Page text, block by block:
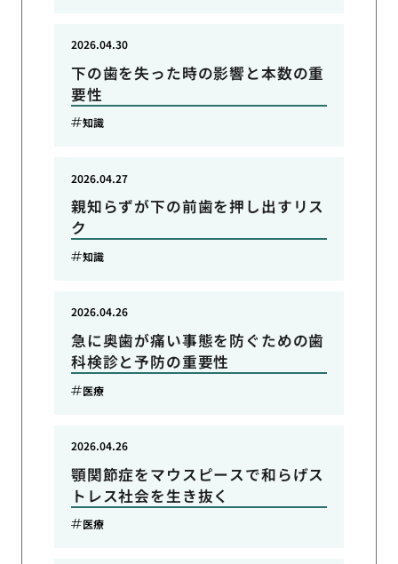
下の歯を失った時の影響と本数の重
要性
2026.04.30
知識
親知らずが下の前歯を押し出すリス
ク
2026.04.27
知識
急に奥歯が痛い事態を防ぐための歯
科検診と予防の重要性
2026.04.26
医療
顎関節症をマウスピースで和らげス
トレス社会を生き抜く
2026.04.26
医療